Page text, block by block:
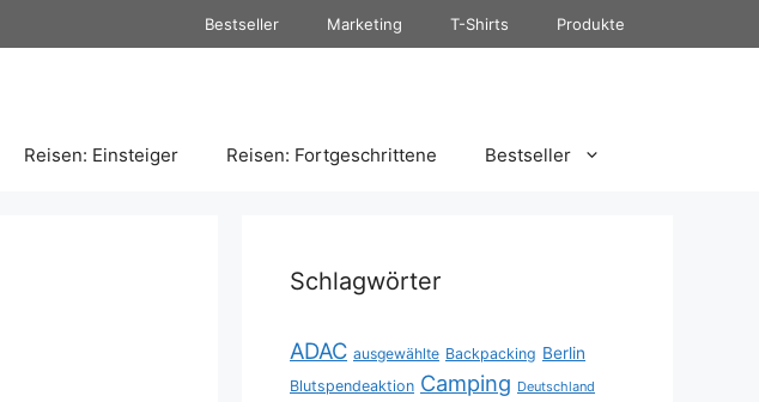
Bestseller Marketing T-Shirts Produkte
Reisen: Einsteiger Reisen: Fortgeschrittene Bestseller
Schlagwörter
ADAC ausgewählte Backpacking Berlin
Blutspendeaktion Camping Deutschland